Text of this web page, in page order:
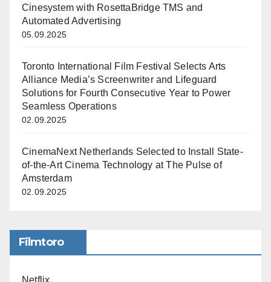
Cinesystem with RosettaBridge TMS and
Automated Advertising
05.09.2025
Toronto International Film Festival Selects Arts
Alliance Media’s Screenwriter and Lifeguard
Solutions for Fourth Consecutive Year to Power
Seamless Operations
02.09.2025
CinemaNext Netherlands Selected to Install State-
of-the-Art Cinema Technology at The Pulse of
Amsterdam
02.09.2025
Filmtoro
Netflix